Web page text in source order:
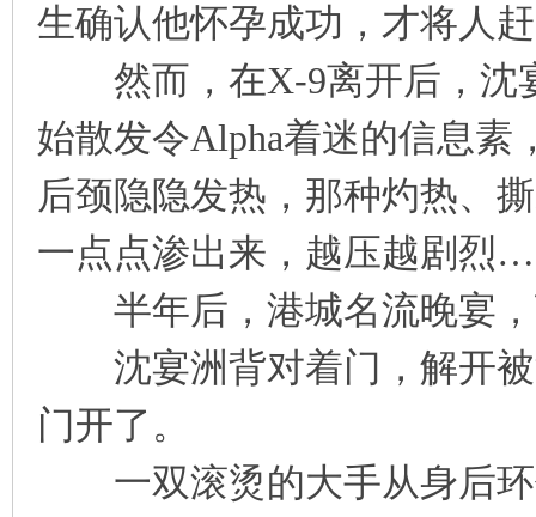
生确认他怀孕成功，才将人
然而，在X-9离开后，沈
始散发令Alpha着迷的信息素
后颈隐隐发热，那种灼热、
一点点渗出来，越压越剧
半年后，港城名流晚宴，
沈宴洲背对着门，解开被
门开了。
一双滚烫的大手从身后环